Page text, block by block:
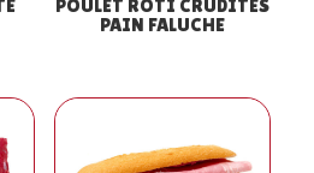
POULET ROTI CRUDITES
PAIN FALUCHE